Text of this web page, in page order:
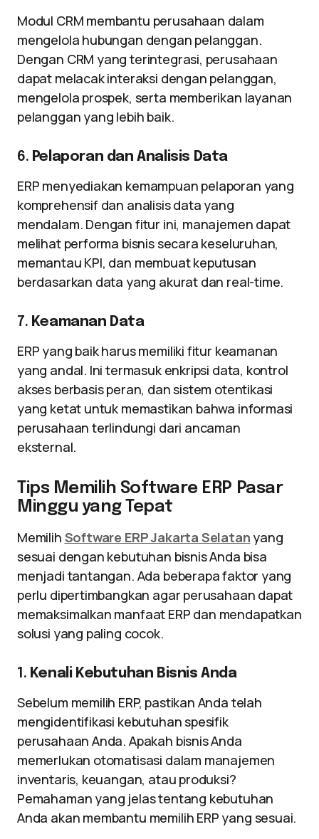
Modul CRM membantu perusahaan dalam
mengelola hubungan dengan pelanggan.
Dengan CRM yang terintegrasi, perusahaan
dapat melacak interaksi dengan pelanggan,
mengelola prospek, serta memberikan layanan
pelanggan yang lebih baik.
6. Pelaporan dan Analisis Data
ERP menyediakan kemampuan pelaporan yang
komprehensif dan analisis data yang
mendalam. Dengan fitur ini, manajemen dapat
melihat performa bisnis secara keseluruhan,
memantau KPI, dan membuat keputusan
berdasarkan data yang akurat dan real-time.
7. Keamanan Data
ERP yang baik harus memiliki fitur keamanan
yang andal. Ini termasuk enkripsi data, kontrol
akses berbasis peran, dan sistem otentikasi
yang ketat untuk memastikan bahwa informasi
perusahaan terlindungi dari ancaman
eksternal.
Tips Memilih Software ERP Pasar
Minggu yang Tepat
Memilih Software ERP Jakarta Selatan yang
sesuai dengan kebutuhan bisnis Anda bisa
menjadi tantangan. Ada beberapa faktor yang
perlu dipertimbangkan agar perusahaan dapat
memaksimalkan manfaat ERP dan mendapatkan
solusi yang paling cocok.
1. Kenali Kebutuhan Bisnis Anda
Sebelum memilih ERP, pastikan Anda telah
mengidentifikasi kebutuhan spesifik
perusahaan Anda. Apakah bisnis Anda
memerlukan otomatisasi dalam manajemen
inventaris, keuangan, atau produksi?
Pemahaman yang jelas tentang kebutuhan
Anda akan membantu memilih ERP yang sesuai.